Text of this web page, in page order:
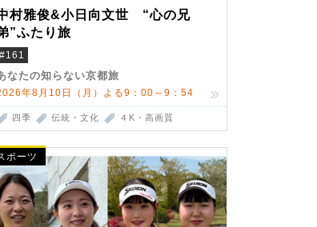
村雅俊&小日向文世 “心の兄
”ふたり旅
#161
なたの知らない京都旅
年8月10日（月）よる9：00～9：54
四季 伝統・文化 ４K・高画質
ポーツ